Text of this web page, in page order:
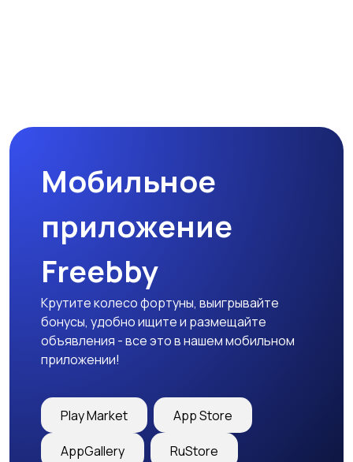
Детская одежда Детская обувь
Детский транспорт
Мобильное
приложение
Freebby
Крутите колесо фортуны, выигрывайте
бонусы, удобно ищите и размещайте
объявления - все это в нашем мобильном
приложении!
Play Market App Store
AppGallery RuStore